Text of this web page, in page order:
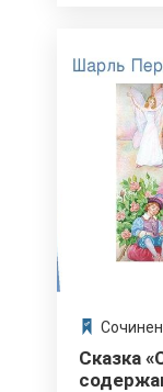
Сказка